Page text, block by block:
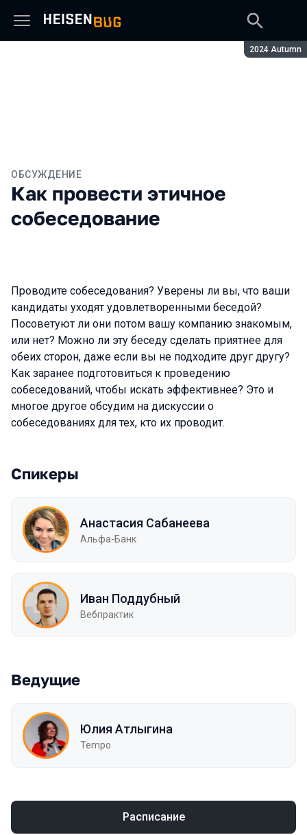
Сезон:
2024 Autumn
ОБСУЖДЕНИЕ
Как провести этичное
собеседование
Проводите собеседования? Уверены ли вы, что ваши
кандидаты уходят удовлетворенными беседой?
Посоветуют ли они потом вашу компанию знакомым,
или нет? Можно ли эту беседу сделать приятнее для
обеих сторон, даже если вы не подходите друг другу?
Как заранее подготовиться к проведению
собеседований, чтобы искать эффективнее? Это и
многое другое обсудим на дискуссии о
собеседованиях для тех, кто их проводит.
Спикеры
Анастасия Сабанеева
Альфа-Банк
Иван Поддубный
Вебпрактик
Ведущие
Юлия Атлыгина
Tempo
Расписание